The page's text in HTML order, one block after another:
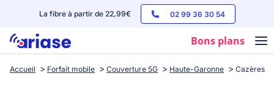
La fibre à partir de 22,99€ 02 99 36 30 54
Bons plans
Box internet
Accueil Forfait mobile Couverture 5G Haute-Garonne Cazères